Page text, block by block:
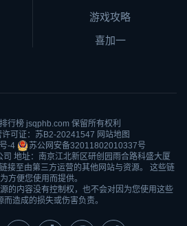
游戏攻略
喜加一
行榜 jsqphb.com 保留所有权利
可证：苏B2-20241547 网站地图
-4
苏公网安备32011802010337号
地址：南京江北新区研创园雨合路科盛大厦
接至由第三方运营的其他网站与资源。 这些链
方便您使用而提供。
的内容没有控制权，也不会对因为您使用这些
而造成的损失或伤害负责。